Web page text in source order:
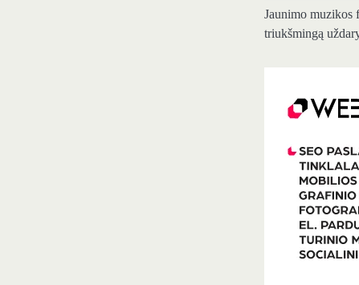
Jaunimo muzikos
triukšmingą